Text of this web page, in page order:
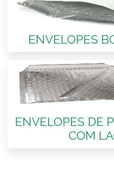
ENVELOPES
ENVELOPES DE
COM